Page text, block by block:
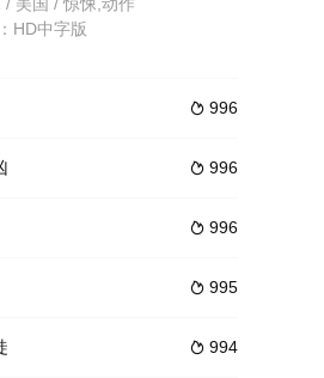
当初华山之战沉
干，他大哥却逼他再做一次，双方发生口
会第四把交椅文泰来（邓伟豪 饰）和妻子
HD中字版
 996
 996
 996
 995
 994